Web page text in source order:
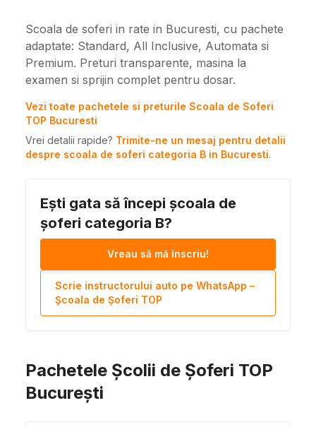
Scoala de soferi in rate in Bucuresti, cu pachete
adaptate: Standard, All Inclusive, Automata si
Premium. Preturi transparente, masina la
examen si sprijin complet pentru dosar.
Vezi toate pachetele si preturile Scoala de Soferi
TOP Bucuresti
Vrei detalii rapide? Trimite-ne un mesaj pentru detalii
despre scoala de soferi categoria B in Bucuresti.
Ești gata să începi școala de
șoferi categoria B?
Vreau să mă înscriu!
Scrie instructorului auto pe WhatsApp –
Școala de Șoferi TOP
Pachetele Școlii de Șoferi TOP
București